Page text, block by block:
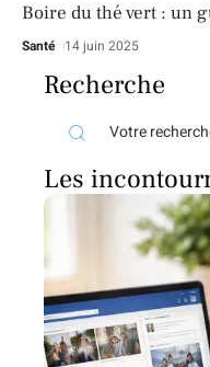
Boire du thé vert : un
Santé 14 juin 2025
Recherche
Les